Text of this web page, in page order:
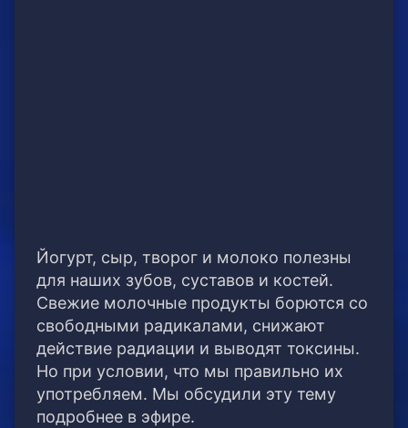
Йогурт, сыр, творог и молоко полезны
для наших зубов, суставов и костей.
Свежие молочные продукты борются со
свободными радикалами, снижают
действие радиации и выводят токсины.
Но при условии, что мы правильно их
употребляем. Мы обсудили эту тему
подробнее в эфире.